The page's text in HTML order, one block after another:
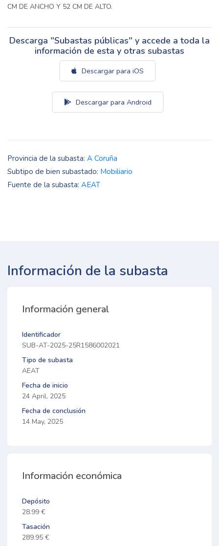
CM DE ANCHO Y 52 CM DE ALTO.
Descarga "Subastas públicas" y accede a toda la
información de esta y otras subastas
Descargar para iOS
Descargar para Android
Provincia de la subasta: A Coruña
Subtipo de bien subastado: Mobiliario
Fuente de la subasta: AEAT
Información de la subasta
Información general
Identificador
SUB-AT-2025-25R1586002021
Tipo de subasta
AEAT
Fecha de inicio
24 April, 2025
Fecha de conclusión
14 May, 2025
Información económica
Depósito
28.99 €
Tasación
289.95 €